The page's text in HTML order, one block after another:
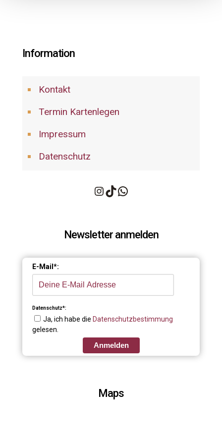
Information
Kontakt
Termin Kartenlegen
Impressum
Datenschutz
Instagram
TikTok
WhatsApp
Newsletter anmelden
E-Mail*:
Datenschutz*:
Ja, ich habe die Datenschutzbestimmung
gelesen.
Anmelden
Maps